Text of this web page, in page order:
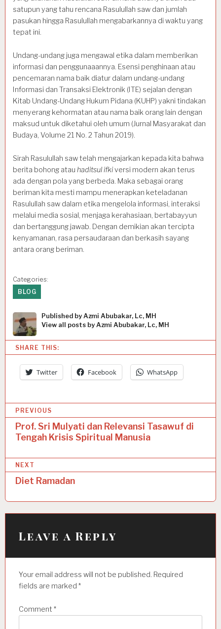
satupun yang tahu rencana Rasulullah saw dan jumlah
pasukan hingga Rasulullah mengabarkannya di waktu yang
tepat ini.
Undang-undang juga mengawal etika dalam memberikan
informasi dan penggunaaannya. Esensi penghinaan atau
pencemaran nama baik diatur dalam undang-undang
Informasi dan Transaksi Elektronik (ITE) sejalan dengan
Kitab Undang-Undang Hukum Pidana (KUHP) yakni tindakan
menyerang kehormatan atau nama baik orang lain dengan
maksud untuk diketahui oleh umum (Jurnal Masyarakat dan
Budaya, Volume 21 No. 2 Tahun 2019).
Sirah Rasulullah saw telah mengajarkan kepada kita bahwa
berita bohong atau haditsul ifkiversi modern akan terus
ada dengan pola yang berbeda. Maka sebagai orang
beriman kita mesti mampu menerapkan keteladanan
Rasulullah saw dalam etika mengelola informasi, interaksi
melalui media sosial, menjaga kerahasiaan, bertabayyun
dan bertanggung jawab. Dengan demikian akan tercipta
kenyamanan, rasa persaudaraan dan berkasih sayang
antara orang beriman.
Categories:
BLOG
Published by Azmi Abubakar, Lc, MH
View all posts by Azmi Abubakar, Lc, MH
SHARE THIS:
Twitter Facebook WhatsApp
o
t
n
v
a
PREVIOUS
Prof. Sri Mulyati dan Relevansi Tasawuf di
Tengah Krisis Spiritual Manusia
NEXT
Diet Ramadan
Leave a Reply
Your email address will not be published. Required
fields are marked *
Comment *